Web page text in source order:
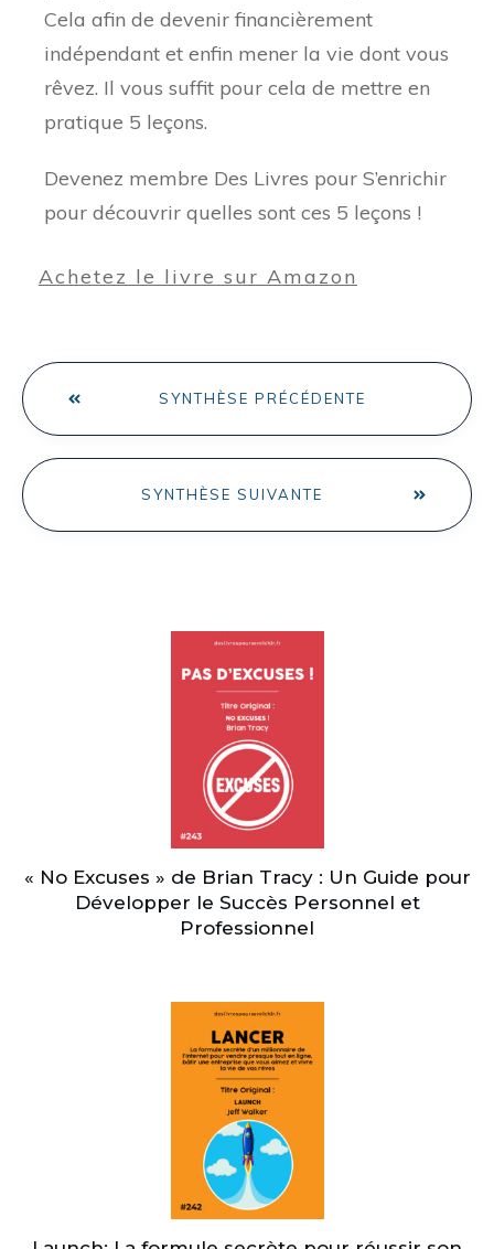
Cela afin de devenir financièrement
indépendant et enfin mener la vie dont vous
rêvez. Il vous suffit pour cela de mettre en
pratique 5 leçons.
Devenez membre Des Livres pour S’enrichir
pour découvrir quelles sont ces 5 leçons !
Achetez le livre sur Amazon
SYNTHÈSE PRÉCÉDENTE
SYNTHÈSE SUIVANTE
« No Excuses » de Brian Tracy : Un Guide pour
Développer le Succès Personnel et
Professionnel